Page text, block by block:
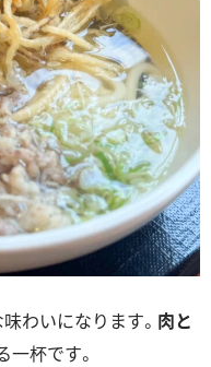
わいになります。 肉と
杯です。